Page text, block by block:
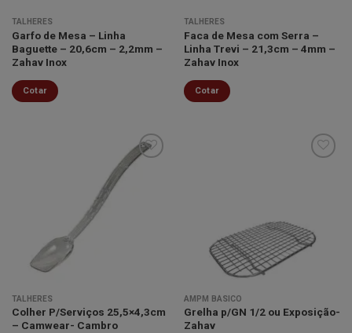
TALHERES
Garfo de Mesa – Linha
Baguette – 20,6cm – 2,2mm –
Zahav Inox
Cotar
TALHERES
Faca de Mesa com Serra –
Linha Trevi – 21,3cm – 4mm –
Zahav Inox
Cotar
TALHERES
Colher P/Serviços 25,5×4,3cm
– Camwear- Cambro
desejos
AMPM BÁSICO
Grelha p/GN 1/2 ou Exposição-
Zahav